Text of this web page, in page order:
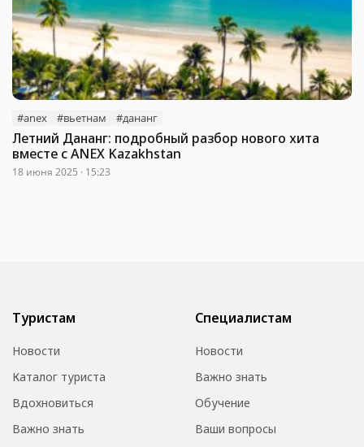
#anex #вьетнам #дананг
Летний Дананг: подробный разбор нового хита
вместе с ANEX Kazakhstan
18 июня 2025 · 15:23
Туристам
Новости
Каталог туриста
Вдохновиться
Важно знать
Специалистам
Новости
Важно знать
Обучение
Ваши вопросы